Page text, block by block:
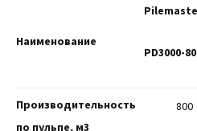
Наименование
PD3000-
Производительность
по пульпе, м3
800